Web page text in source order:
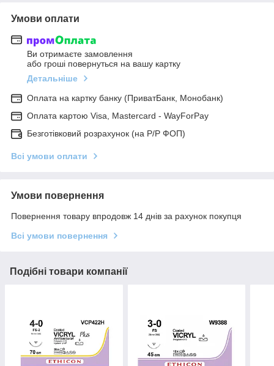
Умови оплати
Ви отримаєте замовлення
або гроші повернуться на вашу картку
Детальніше
Оплата на картку банку (ПриватБанк, Монобанк)
Оплата картою Visa, Mastercard - WayForPay
Безготівковий розрахунок (на Р/Р ФОП)
Всі умови оплати
Умови повернення
Повернення товару впродовж 14 днів за рахунок покупця
Всі умови повернення
Подібні товари компанії